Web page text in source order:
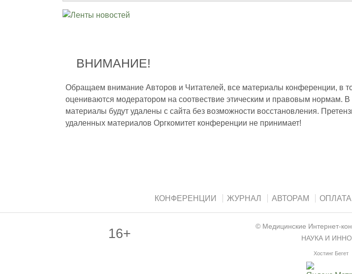
ВНИМАНИЕ!
Обращаем внимание Авторов и Читателей, все материалы конференции, в
оцениваются модератором на соотвествие этическим и правовым нормам.
материалы будут удалены с сайта без возможности восстановления.
удаленных материалов Оргкомитет конференции не принимает!
КОНФЕРЕНЦИИ ЖУРНАЛ АВТОРАМ ОПЛАТА
16+ © Медицинские Интернет-
НАУКА И
Хостинг Бегет